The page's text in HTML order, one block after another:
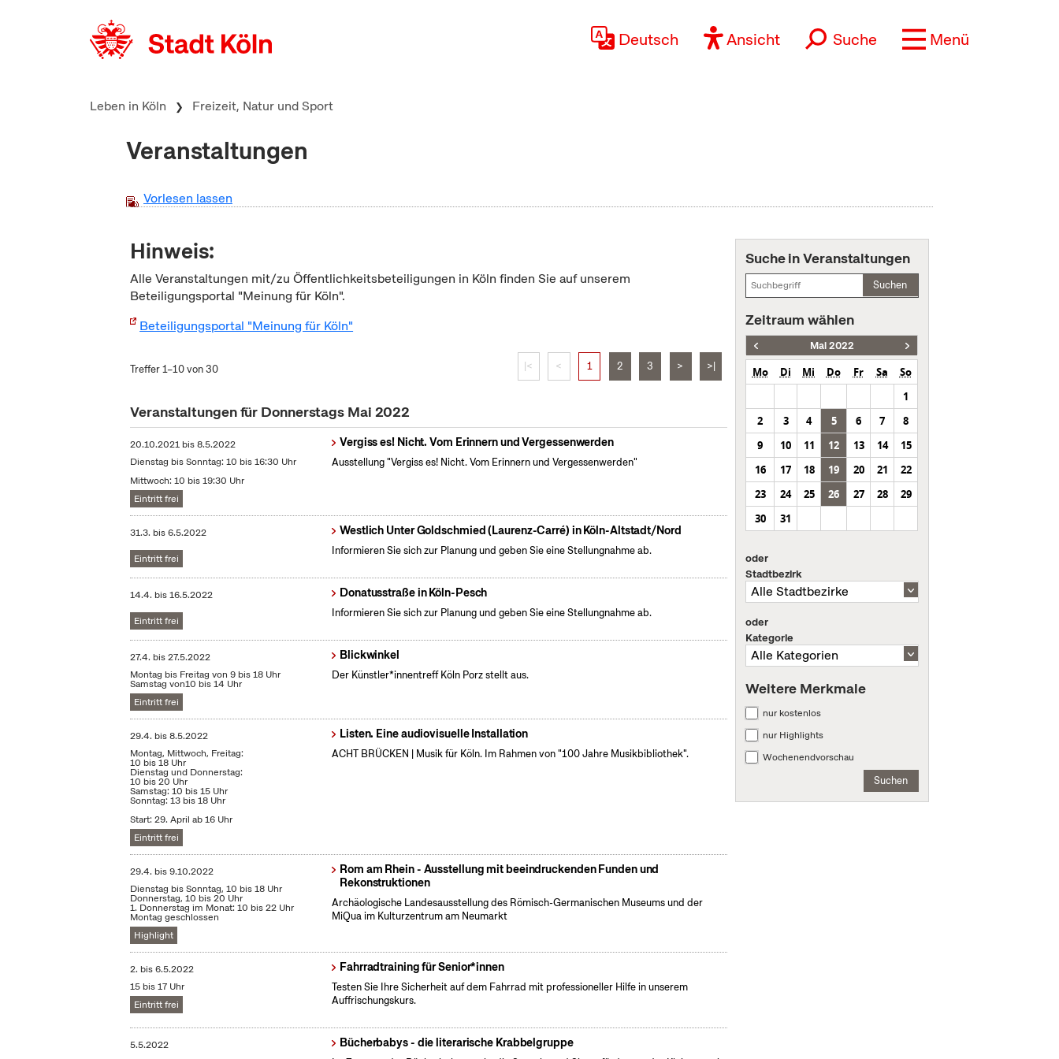
Deutsch Ansicht Suche Menü
Leben in Köln Freizeit, Natur und Sport
Veranstaltungen
Vorlesen lassen
Hinweis:
Alle Veranstaltungen mit/zu Öffentlichkeitsbeteiligungen in Köln finden Sie auf unserem
Beteiligungsportal "Meinung für Köln".
Beteiligungsportal "Meinung für Köln"
Treffer 1–10 von 30 |< < 1 2 3 > >|
Veranstaltungen für Donnerstags Mai 2022
20.10.2021 bis8.5.2022
Dienstag bis Sonntag: 10 bis 16:30 Uhr
Mittwoch: 10 bis 19:30 Uhr
Eintritt frei
Vergiss es! Nicht. Vom Erinnern und Vergessenwerden
Ausstellung "Vergiss es! Nicht. Vom Erinnern und Vergessenwerden"
31.3. bis6.5.2022
Eintritt frei
Westlich Unter Goldschmied (Laurenz-Carré) in Köln-Altstadt/Nord
Informieren Sie sich zur Planung und geben Sie eine Stellungnahme ab.
14.4. bis16.5.2022
Eintritt frei
Donatusstraße in Köln-Pesch
Informieren Sie sich zur Planung und geben Sie eine Stellungnahme ab.
27.4. bis27.5.2022
Montag bis Freitag von 9 bis 18 Uhr
Samstag von10 bis 14 Uhr
Eintritt frei
Blickwinkel
Der Künstler*innentreff Köln Porz stellt aus.
29.4. bis8.5.2022
Montag, Mittwoch, Freitag:
10 bis 18 Uhr
Dienstag und Donnerstag:
10 bis 20 Uhr
Samstag: 10 bis 15 Uhr
Sonntag: 13 bis 18 Uhr
Start: 29. April ab 16 Uhr
Eintritt frei
Listen. Eine audiovisuelle Installation
ACHT BRÜCKEN | Musik für Köln. Im Rahmen von "100 Jahre Musikbibliothek".
29.4. bis9.10.2022
Dienstag bis Sonntag, 10 bis 18 Uhr
Donnerstag, 10 bis 20 Uhr
1. Donnerstag im Monat: 10 bis 22 Uhr
Montag geschlossen
Highlight
Rom am Rhein - Ausstellung mit beeindruckenden Funden und
Rekonstruktionen
Archäologische Landesausstellung des Römisch-Germanischen Museums und der
MiQua im Kulturzentrum am Neumarkt
2. bis6.5.2022
15 bis 17 Uhr
Eintritt frei
Fahrradtraining für Senior*innen
Testen Sie Ihre Sicherheit auf dem Fahrrad mit professioneller Hilfe in unserem
Auffrischungskurs.
5.5.2022
Bücherbabys - die literarische Krabbelgruppe
Suche in Veranstaltungen
Suchen
Zeitraum wählen
Mai 2022
Mo Di Mi Do Fr Sa
So
1
2
3 4 5 6 7
8
9
10 11 12 13 14
15
16
17 18 19 20 21
22
23
24 25 26 27 28
29
30
31
oder
Stadtbezirk
oder
Kategorie
Weitere Merkmale
nur kostenlos
nur Highlights
Wochenendvorschau
Suchen